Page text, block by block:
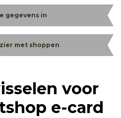
gegevens in
met shoppen
voor
e-card